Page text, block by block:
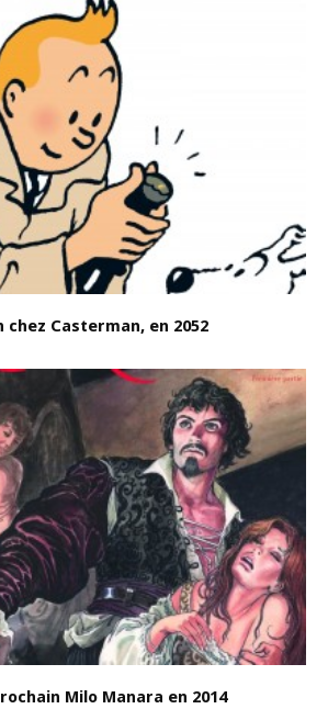
chez Casterman, en 2052
Milo Manara en 2014